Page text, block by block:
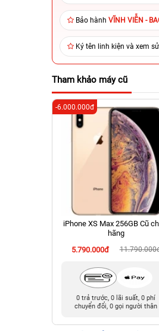
Bảo hành VĨNH VIỄN -
Ký tên linh kiện và xem
Tham khảo máy cũ
iPhone XS Max 256GB Cũ
hãng
5.790.000đ
-6.000.000đ
0 trả trước, 0 lãi suất, 0 phí
chuyển đổi, 0 gọi người thân